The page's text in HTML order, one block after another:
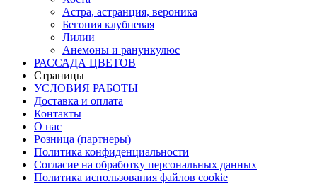
Астра, астранция, вероника
Бегония клубневая
Лилии
Анемоны и ранункулюс
РАССАДА ЦВЕТОВ
Страницы
УСЛОВИЯ РАБОТЫ
Доставка и оплата
Контакты
О наc
Розница (партнеры)
Политика конфиденциальности
Согласие на обработку персональных данных
Политика использования файлов сookie